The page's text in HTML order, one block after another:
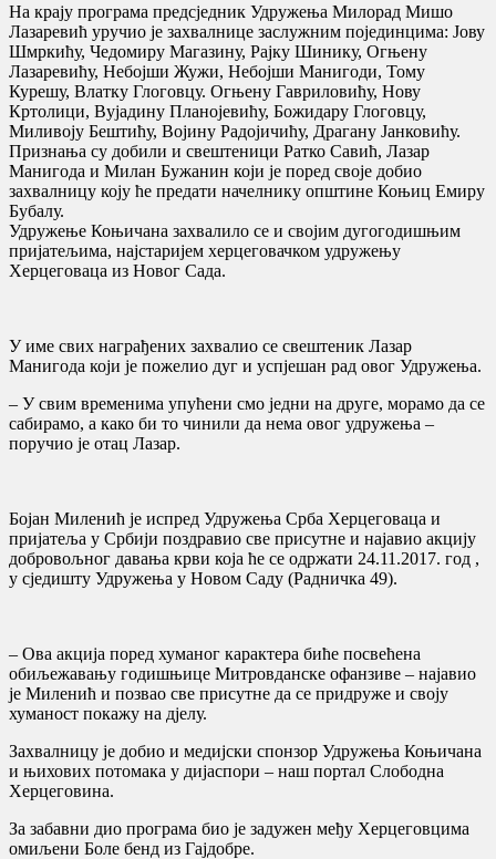
На крају програма предсједник Удружења Милорад Мишо
Лазаревић уручио је захвалнице заслужним појединцима: Јову
Шмркићу, Чедомиру Магазину, Рајку Шинику, Огњену
Лазаревићу, Небојши Жужи, Небојши Манигоди, Тому
Курешу, Влатку Глоговцу. Огњену Гавриловићу, Нову
Кртолици, Вујадину Планојевићу, Божидару Глоговцу,
Миливоју Бештићу, Војину Радојичићу, Драгану Јанковићу.
Признања су добили и свештеници Ратко Савић, Лазар
Манигода и Милан Бужанин који је поред своје добио
захвалницу коју ће предати начелнику општине Коњиц Емиру
Бубалу.
Удружење Коњичана захвалило се и својим дугогодишњим
пријатељима, најстаријем херцеговачком удружењу
Херцеговаца из Новог Сада.
У име свих награђених захвалио се свештеник Лазар
Манигода који је пожелио дуг и успјешан рад овог Удружења.
– У свим временима упућени смо једни на друге, морамо да се
сабирамо, а како би то чинили да нема овог удружења –
поручио је отац Лазар.
Бојан Миленић је испред Удружења Срба Херцеговаца и
пријатеља у Србији поздравио све присутне и најавио акцију
добровољног давања крви која ће се одржати 24.11.2017. год ,
у сједишту Удружења у Новом Саду (Радничка 49).
– Ова акција поред хуманог карактера биће посвећена
обиљежавању годишњице Митровданске офанзиве – најавио
је Миленић и позвао све присутне да се придруже и своју
хуманост покажу на дјелу.
Захвалницу је добио и медијски спонзор Удружења Коњичана
и њихових потомака у дијаспори – наш портал Слободна
Херцеговина.
За забавни дио програма био је задужен међу Херцеговцима
омиљени Боле бенд из Гајдобре.